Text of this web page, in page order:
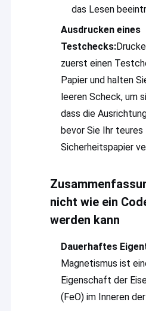
Offsetdruckplatten
Offsetdruck-Chemikalien
Offsetdruckmaterial
Ersatzteile für
Doppelschleiferdraht
BOPP-
UV-flexo Tinte
UVsiebdruckfarbe
das Lesen
Ausdrucken eines
Testchecks:
zuerst einen
Papier und halten
leeren Scheck, um
dass die
bevor Sie Ihr teures
Sicherheitspapier
nicht wie ein
werden kann
Dauerhaftes
Magnetismus ist
Eigenschaft der
(FeO) im Inneren